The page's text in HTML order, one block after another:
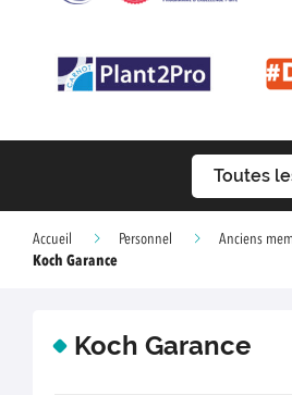
Toutes
Accueil Personnel
Anciens
Koch Garance
Koch Garance